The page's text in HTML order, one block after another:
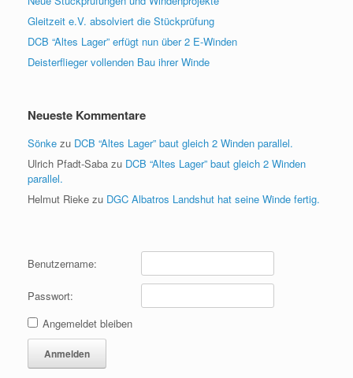
Gleitzeit e.V. absolviert die Stückprüfung
DCB “Altes Lager” erfügt nun über 2 E-Winden
Deisterflieger vollenden Bau ihrer Winde
Neueste Kommentare
Sönke zu DCB “Altes Lager” baut gleich 2 Winden parallel.
Ulrich Pfadt-Saba zu DCB “Altes Lager” baut gleich 2 Winden
parallel.
Helmut Rieke zu DGC Albatros Landshut hat seine Winde fertig.
Benutzername:
Passwort:
Angemeldet bleiben
Anmelden